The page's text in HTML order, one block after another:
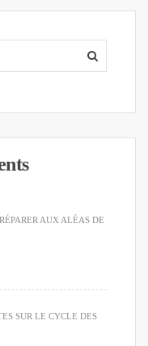
AUX ALÉAS DE
SUR LE CYCLE DES